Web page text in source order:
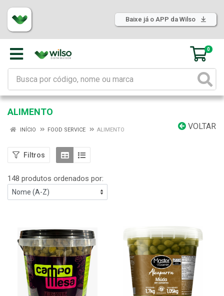
Baixe já o APP da Wilso
0
ALIMENTO
VOLTAR
INÍCIO FOOD SERVICE ALIMENTO
Filtros
148 produtos ordenados por: